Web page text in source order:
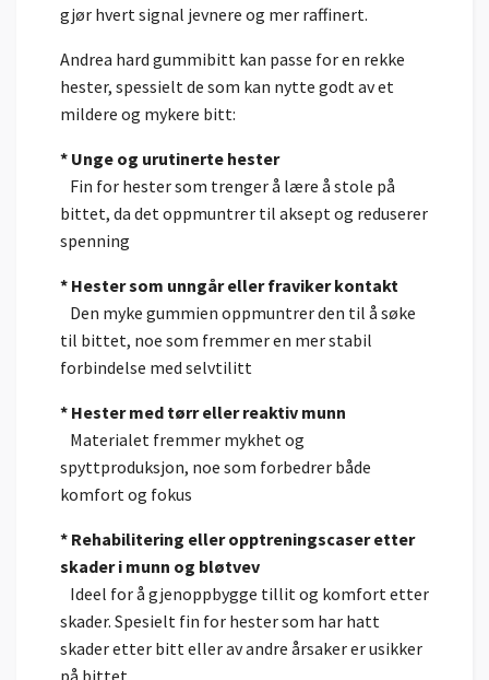
gjør hvert signal jevnere og mer raffinert.
Andrea hard gummibitt kan passe for en rekke
hester, spessielt de som kan nytte godt av et
mildere og mykere bitt:
* Unge og urutinerte hester
Fin for hester som trenger å lære å stole på
bittet, da det oppmuntrer til aksept og reduserer
spenning
* Hester som unngår eller fraviker kontakt
Den myke gummien oppmuntrer den til å søke
til bittet, noe som fremmer en mer stabil
forbindelse med selvtilitt
* Hester med tørr eller reaktiv munn
Materialet fremmer mykhet og
spyttproduksjon, noe som forbedrer både
komfort og fokus
* Rehabilitering eller opptreningscaser etter
skader i munn og bløtvev
Ideel for å gjenoppbygge tillit og komfort etter
skader. Spesielt fin for hester som har hatt
skader etter bitt eller av andre årsaker er usikker